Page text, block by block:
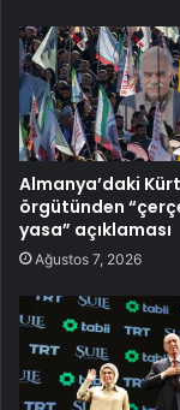
Almanya’daki Kürt
örgütünden
yasa” açıklaması
Ağustos 7, 2026